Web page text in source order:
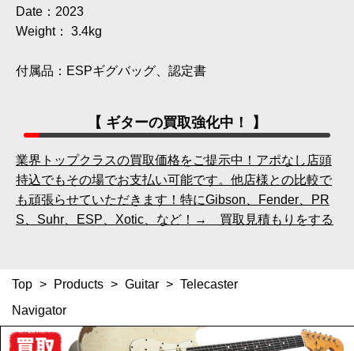
Date：2023
Weight： 3.4kg
付属品：ESPギグバッグ、認定書
【 ギターの買取強化中！ 】
業界トップクラスの買取価格をご提示中！アポなし店頭
持込でもその場でお支払い可能です。他店様との比較で
も頑張らせていただきます！特にGibson、Fender、PR
S、Suhr、ESP、Xotic、など！→ 買取見積もりをする
Top > Products > Guitar > Telecaster
Navigator